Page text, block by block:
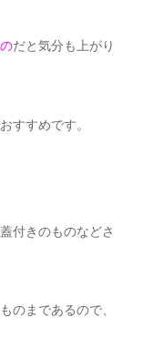
だと気分も上がり
すすめです。
付きのものなどさ
のまであるので、